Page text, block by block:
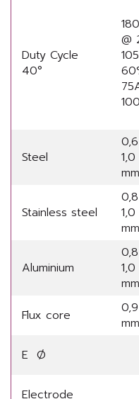
Duty Cycle
40°
@
Steel
mm
Stainless steel
mm
Aluminium
mm
Flux core
mm
E Ø
Electrode